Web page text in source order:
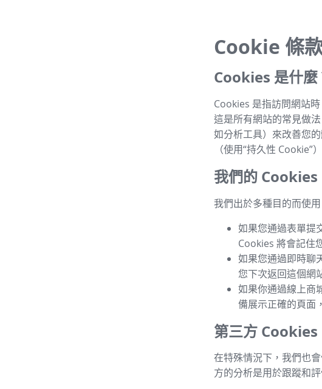
Cookie 條
Cookies 是什麼
Cookies 是指訪問網站
這是所有網站的常見做
如分析工具）來改善您
（使用“持久性 Cookie”
我們的 Cookies
我們出於多種目的而使
如果您通過表單提
Cookies 將會記住
如果您通過即時聊
您下次返回這個網
如果你通過線上商
備展示正確的頁面
第三方 Cookies
在特殊情況下，我們也
方的分析是用於跟蹤和